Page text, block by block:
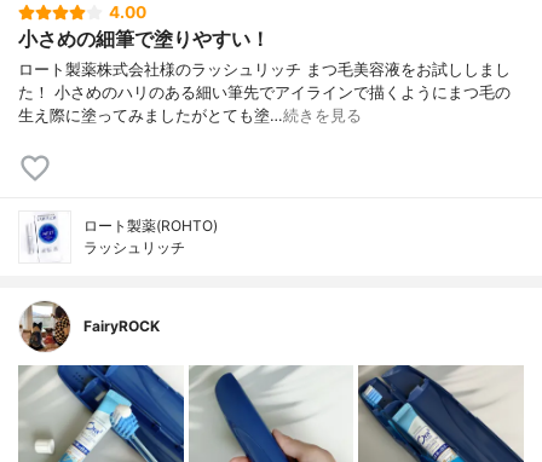
4.00
小さめの細筆で塗りやすい！
ロート製薬株式会社様のラッシュリッチ まつ毛美容液をお試ししまし
た！ 小さめのハリのある細い筆先でアイラインで描くようにまつ毛の
生え際に塗ってみましたがとても塗…続きを見る
ロート製薬(ROHTO)
ラッシュリッチ
FairyROCK